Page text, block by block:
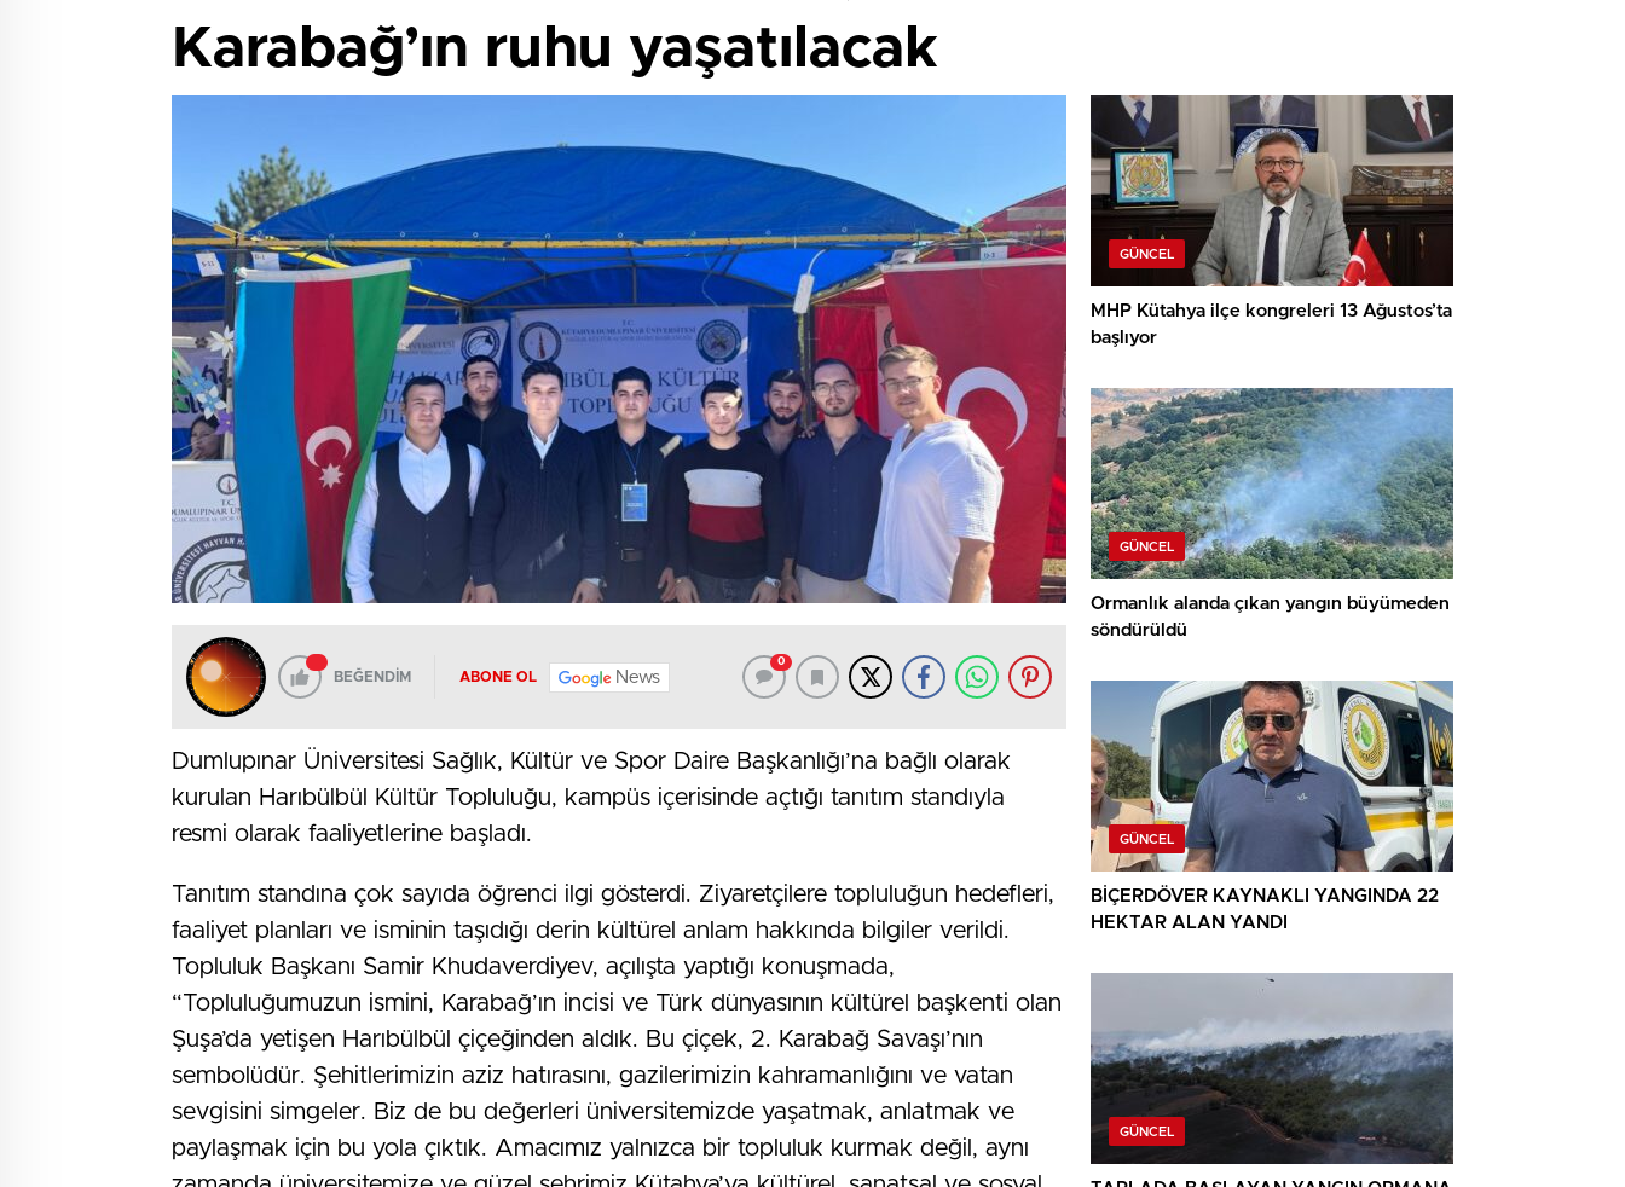
Karabağ’ın ruhu yaşatılacak
BEĞENDİM ABONE OL News
0
Dumlupınar Üniversitesi Sağlık, Kültür ve Spor Daire Başkanlığı’na bağlı olarak
kurulan Harıbülbül Kültür Topluluğu, kampüs içerisinde açtığı tanıtım standıyla
resmi olarak faaliyetlerine başladı.
Tanıtım standına çok sayıda öğrenci ilgi gösterdi. Ziyaretçilere topluluğun hedefleri,
faaliyet planları ve isminin taşıdığı derin kültürel anlam hakkında bilgiler verildi.
Topluluk Başkanı Samir Khudaverdiyev, açılışta yaptığı konuşmada,
“Topluluğumuzun ismini, Karabağ’ın incisi ve Türk dünyasının kültürel başkenti olan
Şuşa’da yetişen Harıbülbül çiçeğinden aldık. Bu çiçek, 2. Karabağ Savaşı’nın
sembolüdür. Şehitlerimizin aziz hatırasını, gazilerimizin kahramanlığını ve vatan
sevgisini simgeler. Biz de bu değerleri üniversitemizde yaşatmak, anlatmak ve
paylaşmak için bu yola çıktık. Amacımız yalnızca bir topluluk kurmak değil, aynı
GÜNCEL
MHP Kütahya ilçe kongreleri 13 Ağustos’ta
başlıyor
GÜNCEL
Ormanlık alanda çıkan yangın büyümeden
söndürüldü
GÜNCEL
BİÇERDÖVER KAYNAKLI YANGINDA 22
HEKTAR ALAN YANDI
GÜNCEL